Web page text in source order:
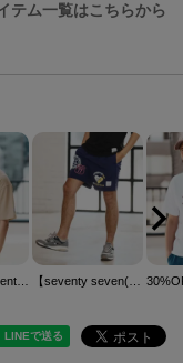
テム一覧はこちらから